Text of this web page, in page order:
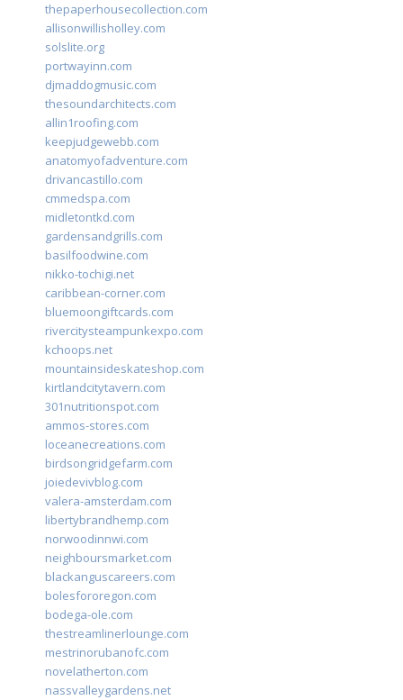
thepaperhousecollection.com
allisonwillisholley.com
solslite.org
portwayinn.com
djmaddogmusic.com
thesoundarchitects.com
allin1roofing.com
keepjudgewebb.com
anatomyofadventure.com
drivancastillo.com
cmmedspa.com
midletontkd.com
gardensandgrills.com
basilfoodwine.com
nikko-tochigi.net
caribbean-corner.com
bluemoongiftcards.com
rivercitysteampunkexpo.com
kchoops.net
mountainsideskateshop.com
kirtlandcitytavern.com
301nutritionspot.com
ammos-stores.com
loceanecreations.com
birdsongridgefarm.com
joiedevivblog.com
valera-amsterdam.com
libertybrandhemp.com
norwoodinnwi.com
neighboursmarket.com
blackanguscareers.com
bolesfororegon.com
bodega-ole.com
thestreamlinerlounge.com
mestrinorubanofc.com
novelatherton.com
nassvalleygardens.net